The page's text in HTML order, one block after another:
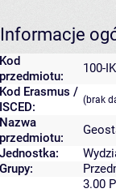
Informacje
Kod
przedmiotu:
100-
Kod Erasmus /
ISCED:
(brak
Nazwa
przedmiotu:
Jednostka:
Grupy:
3.00